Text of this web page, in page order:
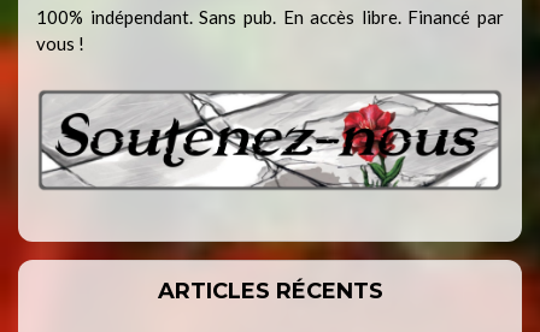
100% indépendant. Sans pub. En accès libre. Financé par
vous !
ARTICLES RÉCENTS